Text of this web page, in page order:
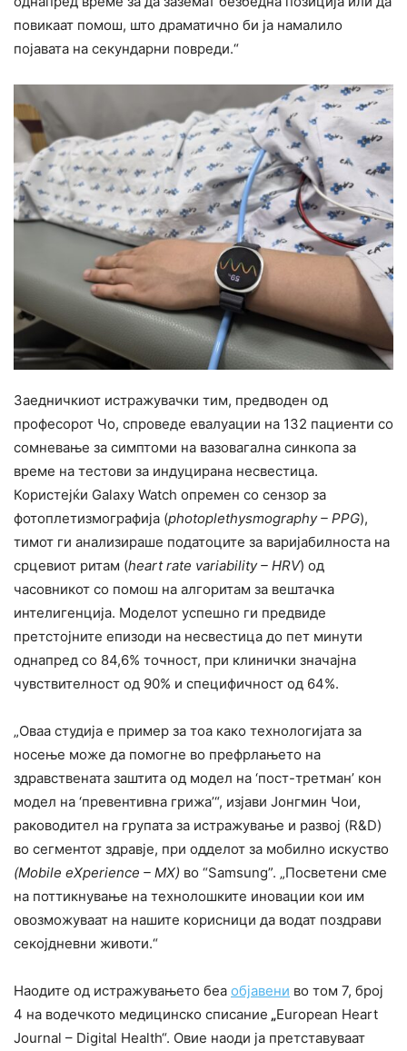
повикаат помош, што драматично би ја намалило
појавата на секундарни повреди.“
Заедничкиот истражувачки тим, предводен од
професорот Чо, спроведе евалуации на 132 пациенти со
сомневање за симптоми на вазовагална синкопа за
време на тестови за индуциранa несвестица.
Користејќи Galaxy Watch опремен со сензор за
фотоплетизмографија (photoplethysmography – PPG),
тимот ги анализираше податоците за варијабилноста на
срцевиот ритам (heart rate variability – HRV) од
часовникот со помош на алгоритам за вештачка
интелигенција. Моделот успешно ги предвиде
претстојните епизоди на несвестица до пет минути
однапред со 84,6% точност, при клинички значајна
чувствителност од 90% и специфичност од 64%.
„Оваа студија е пример за тоа како технологијата за
носење може да помогне во префрлањето на
здравствената заштита од модел на ‘пост-третман’ кон
модел на ‘превентивна грижа’“, изјави Јонгмин Чои,
раководител на групата за истражување и развој (R&D)
во сегментот здравје, при одделот за мобилно искуство
(Mobile eXperience – MX) во “Samsung”. „Посветени сме
на поттикнување на технолошките иновации кои им
овозможуваат на нашите корисници да водат поздрави
секојдневни животи.“
Наодите од истражувањето беа објавени во том 7, број
4 на водечкото медицинско списание „European Heart
Journal – Digital Health“. Овие наоди ја претставуваат